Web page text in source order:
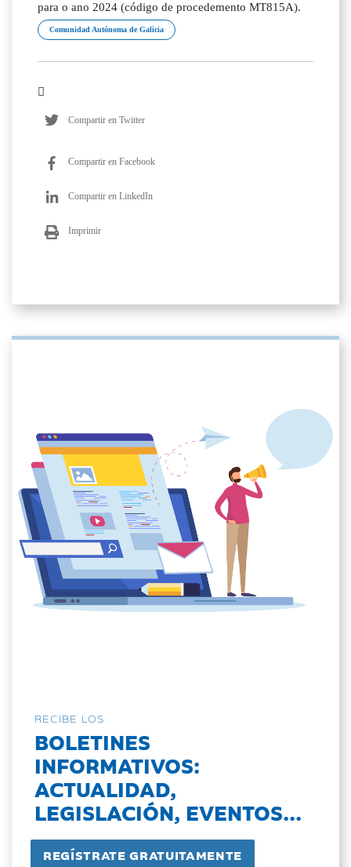
para o ano 2024 (código de procedemento MT815A).
Comunidad Autónoma de Galicia
Compartir en Twitter
Compartir en Facebook
Compartir en LinkedIn
Imprimir
RECIBE LOS
BOLETINES
INFORMATIVOS:
ACTUALIDAD,
LEGISLACIÓN, EVENTOS...